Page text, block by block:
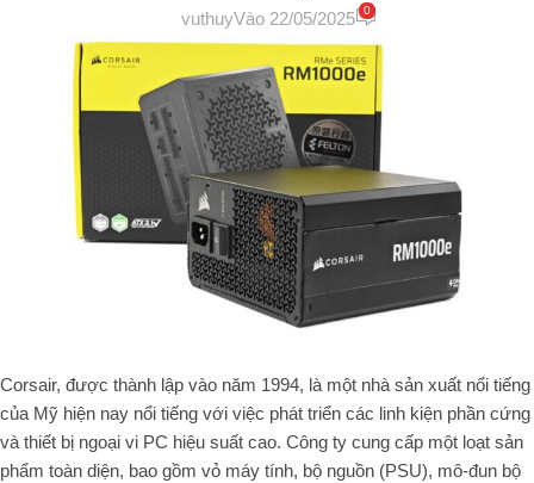
vuthuyVào 22/05/2025 0
Corsair, được thành lập vào năm 1994, là một nhà sản xuất nổi tiếng
của Mỹ hiện nay nổi tiếng với việc phát triển các linh kiện phần cứng
và thiết bị ngoại vi PC hiệu suất cao. Công ty cung cấp một loạt sản
phẩm toàn diện, bao gồm vỏ máy tính, bộ nguồn (PSU), mô-đun bộ